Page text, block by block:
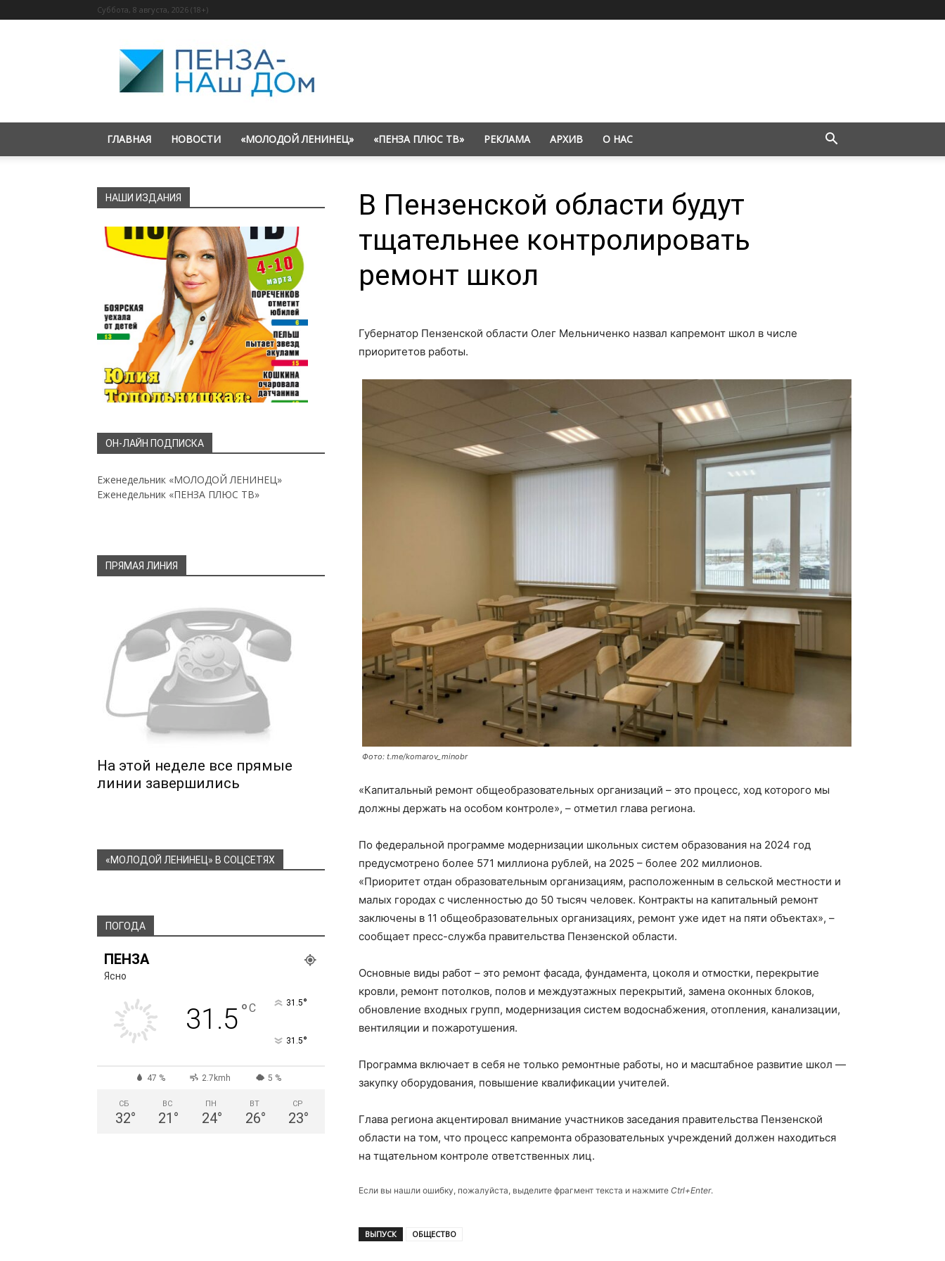
Суббота, 8 августа, 2026 (18+)
«Пенза
—
наш
дом»
ГЛАВНАЯ НОВОСТИ «МОЛОДОЙ ЛЕНИНЕЦ» «ПЕНЗА ПЛЮС ТВ» РЕКЛАМА АРХИВ О НАС
В Пензенской области будут
тщательнее контролировать
ремонт школ
Губернатор Пензенской области Олег Мельниченко назвал капремонт школ в числе
приоритетов работы.
Фото: t.me/komarov_minobr
«Капитальный ремонт общеобразовательных организаций – это процесс, ход которого мы
должны держать на особом контроле», – отметил глава региона.
По федеральной программе модернизации школьных систем образования на 2024 год
предусмотрено более 571 миллиона рублей, на 2025 – более 202 миллионов.
«Приоритет отдан образовательным организациям, расположенным в сельской местности и
малых городах с численностью до 50 тысяч человек. Контракты на капитальный ремонт
заключены в 11 общеобразовательных организациях, ремонт уже идет на пяти объектах», –
сообщает пресс-служба правительства Пензенской области.
Основные виды работ – это ремонт фасада, фундамента, цоколя и отмостки, перекрытие
кровли, ремонт потолков, полов и междуэтажных перекрытий, замена оконных блоков,
обновление входных групп, модернизация систем водоснабжения, отопления, канализации,
вентиляции и пожаротушения.
Программа включает в себя не только ремонтные работы, но и масштабное развитие школ —
закупку оборудования, повышение квалификации учителей.
Глава региона акцентировал внимание участников заседания правительства Пензенской
области на том, что процесс капремонта образовательных учреждений должен находиться
на тщательном контроле ответственных лиц.
Если вы нашли ошибку, пожалуйста, выделите фрагмент текста и нажмите Ctrl+Enter.
ВЫПУСК ОБЩЕСТВО
НАШИ ИЗДАНИЯ
ОН-ЛАЙН ПОДПИСКА
Еженедельник «МОЛОДОЙ ЛЕНИНЕЦ»
Еженедельник «ПЕНЗА ПЛЮС ТВ»
ПРЯМАЯ ЛИНИЯ
На этой неделе все прямые
линии завершились
«МОЛОДОЙ ЛЕНИНЕЦ» В СОЦСЕТЯХ
ПОГОДА
ПЕНЗА
Ясно
31.5°C 31.5°
31.5°
47 % 2.7kmh 5 %
СБ
32°
ВС
21 °
ПН
24°
ВТ
26°
СР
23°